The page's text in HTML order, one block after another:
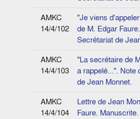
AMKC
14/4/102
"Je viens
de M. Edgar
Secrétariat de
AMKC
14/4/103
"La secrétaire de
a rappelé...". Note
de Jean Monnet.
AMKC
14/4/104
Lettre de Jean
Faure.